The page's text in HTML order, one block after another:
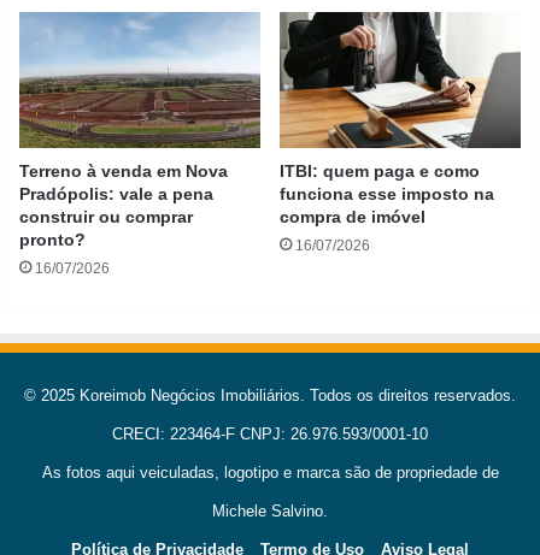
Terreno à venda em Nova
Pradópolis: vale a pena
construir ou comprar
pronto?
16/07/2026
ITBI: quem paga e como
funciona esse imposto na
compra de imóvel
16/07/2026
© 2025 Koreimob Negócios Imobiliários. Todos os direitos reservados.
CRECI: 223464-F CNPJ: 26.976.593/0001-10
As fotos aqui veiculadas, logotipo e marca são de propriedade de
Michele Salvino.
Política de Privacidade Termo de Uso Aviso Legal